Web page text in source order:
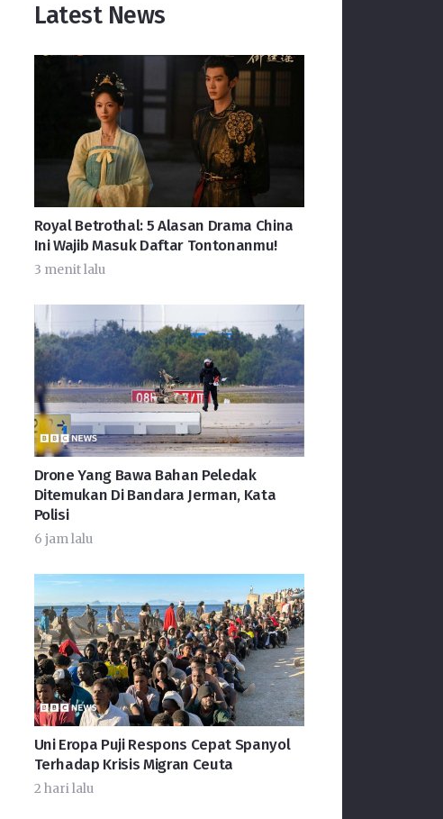
Latest News
Royal Betrothal: 5 Alasan Drama China
Ini Wajib Masuk Daftar Tontonanmu!
3 menit lalu
Drone Yang Bawa Bahan Peledak
Ditemukan Di Bandara Jerman, Kata
Polisi
6 jam lalu
Uni Eropa Puji Respons Cepat Spanyol
Terhadap Krisis Migran Ceuta
2 hari lalu